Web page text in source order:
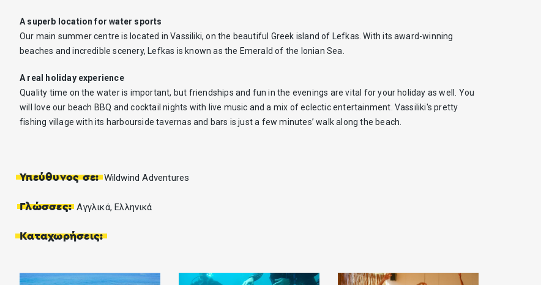
A superb location for water sports
Our main summer centre is located in Vassiliki, on the beautiful Greek island of Lefkas. With its award-winning
beaches and incredible scenery, Lefkas is known as the Emerald of the Ionian Sea.
A real holiday experience
Quality time on the water is important, but friendships and fun in the evenings are vital for your holiday as well. You
will love our beach BBQ and cocktail nights with live music and a mix of eclectic entertainment. Vassiliki's pretty
fishing village with its harbourside tavernas and bars is just a few minutes’ walk along the beach.
Υπεύθυνος σε: Wildwind Adventures
Γλώσσες: Αγγλικά, Ελληνικά
Καταχωρήσεις: